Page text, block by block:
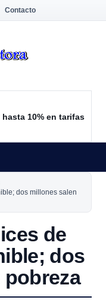
Contacto
10% en tarifas
dos millones salen
de
dos